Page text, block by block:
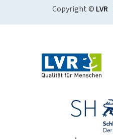
Copyright © LVR